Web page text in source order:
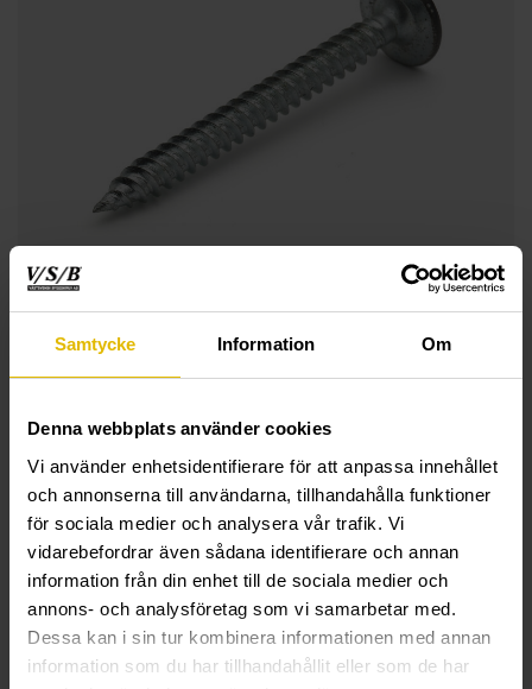
Samtycke Information Om
Denna webbplats använder cookies
Vi använder enhetsidentifierare för att anpassa innehållet
och annonserna till användarna, tillhandahålla funktioner
för sociala medier och analysera vår trafik. Vi
vidarebefordrar även sådana identifierare och annan
information från din enhet till de sociala medier och
annons- och analysföretag som vi samarbetar med.
Dessa kan i sin tur kombinera informationen med annan
information som du har tillhandahållit eller som de har
TEKNISK INFORMASJON
Spilepanelskrue